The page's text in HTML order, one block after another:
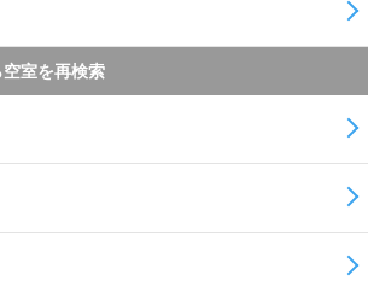
室を再検索